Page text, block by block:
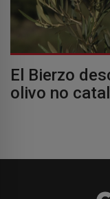
El Bierzo
olivo no